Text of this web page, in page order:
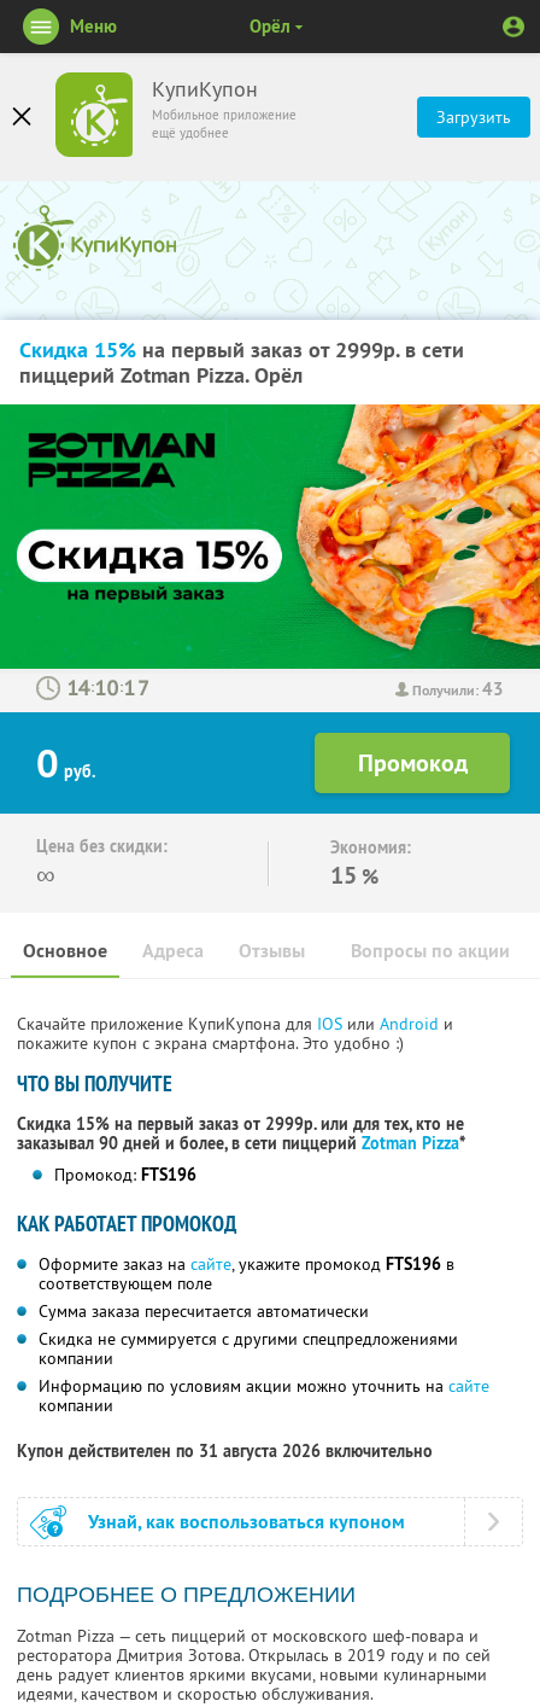
КупиКупон
Мобильное приложение
ещё удобнее
Загрузить
Меню Орёл
Скидка 15% на первый заказ от 2999р. в сети
пиццерий Zotman Pizza. Орёл
Получили:43
: :
0 руб.
Цена без скидки:
∞
Экономия:
15 %
Основное Отзывы Вопросы по акции
Адреса
Скачайте приложение КупиКупона для IOS или Android и
покажите купон с экрана смартфона. Это удобно :)
ЧТО ВЫ ПОЛУЧИТЕ
Скидка 15% на первый заказ от 2999р. или для тех, кто не
заказывал 90 дней и более, в сети пиццерий Zotman Pizza*
Промокод: FTS196
КАК РАБОТАЕТ ПРОМОКОД
Оформите заказ на сайте, укажите промокод FTS196 в
соответствующем поле
Сумма заказа пересчитается автоматически
Скидка не суммируется с другими спецпредложениями
компании
Информацию по условиям акции можно уточнить на сайте
компании
Купон действителен по 31 августа 2026 включительно
Узнай, как воспользоваться купоном
ПОДРОБНЕЕ О ПРЕДЛОЖЕНИИ
Zotman Pizza — сеть пиццерий от московского шеф-повара и
ресторатора Дмитрия Зотова. Открылась в 2019 году и по сей
день радует клиентов яркими вкусами, новыми кулинарными
идеями, качеством и скоростью обслуживания.